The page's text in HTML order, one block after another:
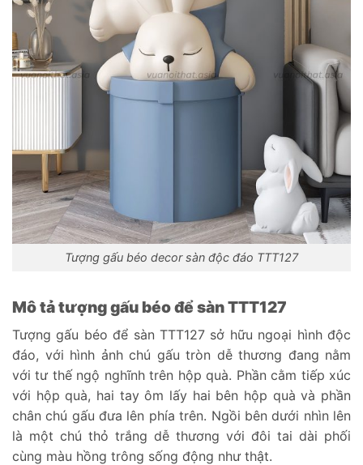
Tượng gấu béo decor sàn độc đáo TTT127
Mô tả tượng gấu béo để sàn TTT127
Tượng gấu béo để sàn TTT127 sở hữu ngoại hình độc
đáo, với hình ảnh chú gấu tròn dễ thương đang nằm
với tư thế ngộ nghĩnh trên hộp quà. Phần cằm tiếp xúc
với hộp quà, hai tay ôm lấy hai bên hộp quà và phần
chân chú gấu đưa lên phía trên. Ngồi bên dưới nhìn lên
là một chú thỏ trắng dễ thương với đôi tai dài phối
cùng màu hồng trông sống động như thật.